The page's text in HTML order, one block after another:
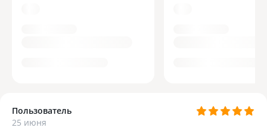
Пользователь
25 июня